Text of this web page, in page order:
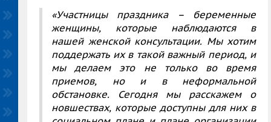
«Участницы праздника – беременные
женщины, которые наблюдаются в
нашей женской консультации. Мы хотим
поддержать их в такой важный период, и
мы делаем это не только во время
приемов, но и в неформальной
обстановке. Сегодня мы расскажем о
новшествах, которые доступны для них в